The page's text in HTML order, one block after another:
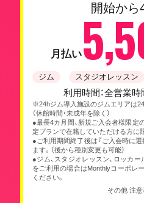
開始から
月払い
ジム スタジオレッスン
利用時間：全営業
※24hジム導入施設のジムエリアは24
（休館時間・未成年を除く）
●最長4カ月間、新規ご入会者様限定
定プランで在籍していただける方に
●ご利用期間終了後は『ご入会時に
ます。（後から種別変更も可能）
●ジム、スタジオレッスン、ロッカ
をご利用の場合はMonthlyコーポレ
ください。
その他 注